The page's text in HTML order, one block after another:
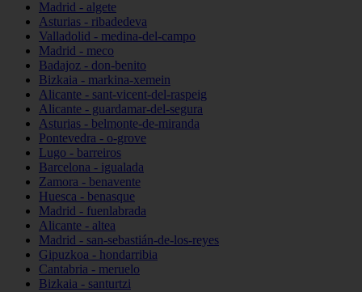
Madrid - algete
Asturias - ribadedeva
Valladolid - medina-del-campo
Madrid - meco
Badajoz - don-benito
Bizkaia - markina-xemein
Alicante - sant-vicent-del-raspeig
Alicante - guardamar-del-segura
Asturias - belmonte-de-miranda
Pontevedra - o-grove
Lugo - barreiros
Barcelona - igualada
Zamora - benavente
Huesca - benasque
Madrid - fuenlabrada
Alicante - altea
Madrid - san-sebastián-de-los-reyes
Gipuzkoa - hondarribia
Cantabria - meruelo
Bizkaia - santurtzi